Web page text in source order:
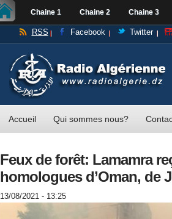
Chaine 1 Chaine 2 Chaine 3
RSS Facebook Twitter
Accueil Qui sommes nous?
Feux de forêt: Lamamra
homologues d’Oman, de
13/08/2021 - 13:25